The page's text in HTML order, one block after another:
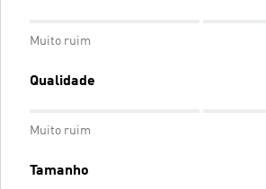
Muito ruim
Qualidade
Muito ruim
Tamanho